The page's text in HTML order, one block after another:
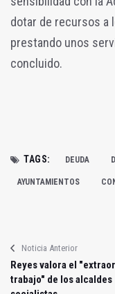
dotar de recursos a
prestando unos
concluido.
TAGS: DEUDA
AYUNTAMIENTOS
Noticia Anterior
Reyes valora el
trabajo" de los alcaldes